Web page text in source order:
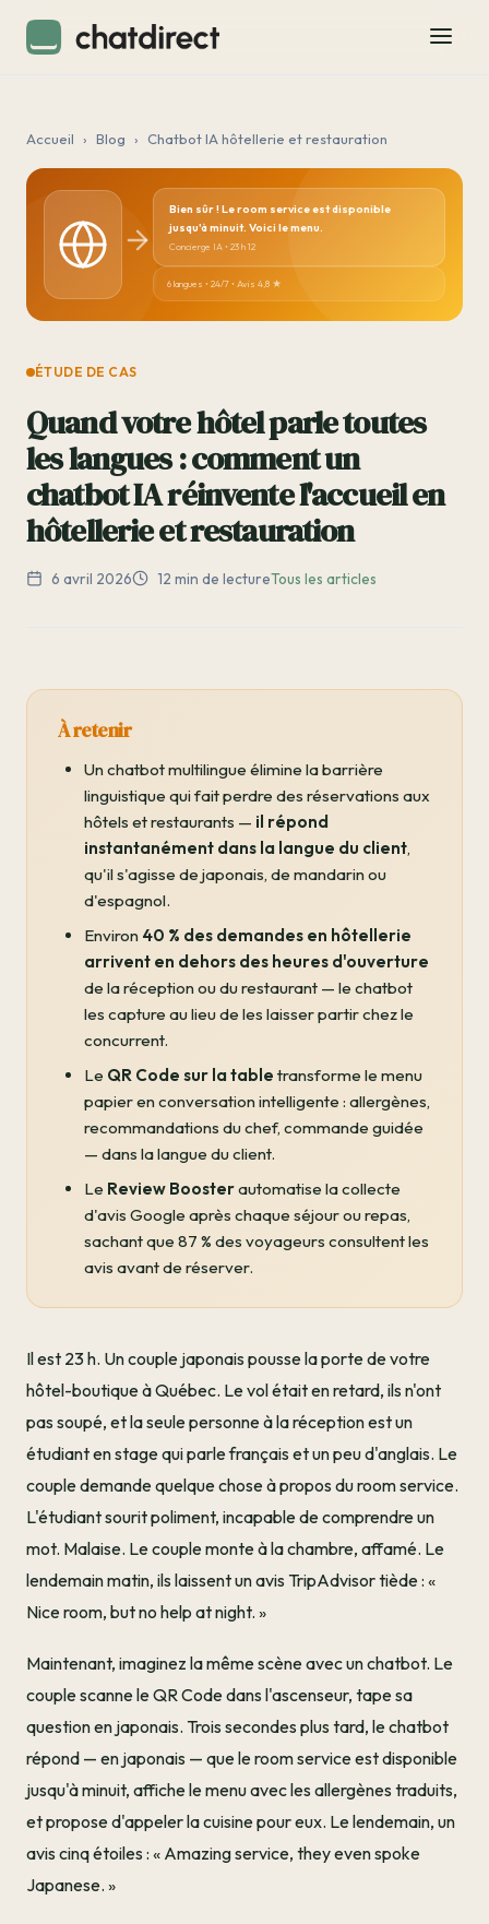
Accueil › Blog › Chatbot IA hôtellerie et restauration
Bien sûr ! Le room service est disponible
jusqu'à minuit. Voici le menu.
Concierge IA • 23 h 12
6 langues • 24/7 • Avis 4,8 ★
ÉTUDE DE CAS
Quand votre hôtel parle toutes
les langues : comment un
chatbot IA réinvente l'accueil en
hôtellerie et restauration
6 avril 2026 12 min de lectureTous les articles
À retenir
Un chatbot multilingue élimine la barrière
linguistique qui fait perdre des réservations aux
hôtels et restaurants — il répond
instantanément dans la langue du client,
qu'il s'agisse de japonais, de mandarin ou
d'espagnol.
Environ 40 % des demandes en hôtellerie
arrivent en dehors des heures d'ouverture
de la réception ou du restaurant — le chatbot
les capture au lieu de les laisser partir chez le
concurrent.
Le QR Code sur la table transforme le menu
papier en conversation intelligente : allergènes,
recommandations du chef, commande guidée
— dans la langue du client.
Le Review Boosterautomatise la collecte
d'avis Google après chaque séjour ou repas,
sachant que 87 % des voyageurs consultent les
avis avant de réserver.
Il est 23 h. Un couple japonais pousse la porte de votre
hôtel-boutique à Québec. Le vol était en retard, ils n'ont
pas soupé, et la seule personne à la réception est un
étudiant en stage qui parle français et un peu d'anglais. Le
couple demande quelque chose à propos du room service.
L'étudiant sourit poliment, incapable de comprendre un
mot. Malaise. Le couple monte à la chambre, affamé. Le
lendemain matin, ils laissent un avis TripAdvisor tiède : «
Nice room, but no help at night. »
Maintenant, imaginez la même scène avec un chatbot. Le
couple scanne le QR Code dans l'ascenseur, tape sa
question en japonais. Trois secondes plus tard, le chatbot
répond — en japonais — que le room service est disponible
jusqu'à minuit, affiche le menu avec les allergènes traduits,
et propose d'appeler la cuisine pour eux. Le lendemain, un
avis cinq étoiles : « Amazing service, they even spoke
Japanese. »